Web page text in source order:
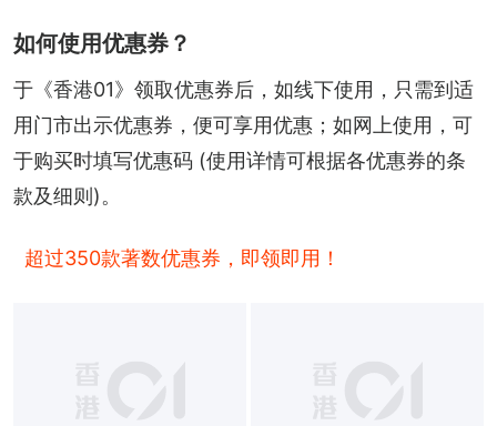
如何使用优惠券？
于《香港01》领取优惠券后，如线下使用，只需到适
用门市出示优惠券，便可享用优惠；如网上使用，可
于购买时填写优惠码 (使用详情可根据各优惠券的条
款及细则)。
超过350款著数优惠券，即领即用！